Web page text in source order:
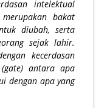
intelektual
bakat
diubah, serta
sejak lahir.
kecerdasan
antara apa
dengan apa yang